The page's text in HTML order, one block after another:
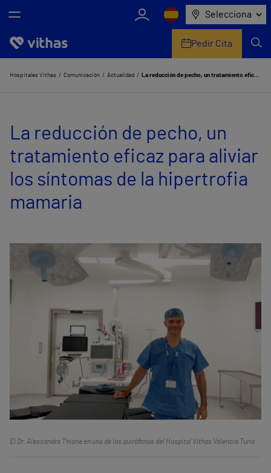
Selecciona
Nosotros
Servicios de salud
Equipo médico y asistencial
Pedir Cita
Hospitales Vithas Comunicación Actualidad La reducción de pecho, un tratamiento eficaz para aliviar los síntomas de la hipertrofia mamaria
La reducción de pecho, un
tratamiento eficaz para aliviar
los síntomas de la hipertrofia
mamaria
El Dr. Alessandro Thione en uno de los quirófanos del Hospital Vithas Valencia Turia